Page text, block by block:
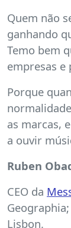
Quem não
ganhando
Temo bem
empresas e
Porque
as marcas,
a ouvir
Ruben
CEO da
Lisbon.